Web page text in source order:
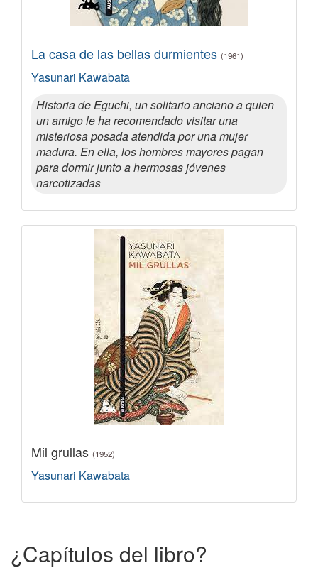
La casa de las bellas durmientes (1961)
Yasunari Kawabata
Historia de Eguchi, un solitario anciano a quien
un amigo le ha recomendado visitar una
misteriosa posada atendida por una mujer
madura. En ella, los hombres mayores pagan
para dormir junto a hermosas jóvenes
narcotizadas
Mil grullas (1952)
Yasunari Kawabata
¿Capítulos del libro?